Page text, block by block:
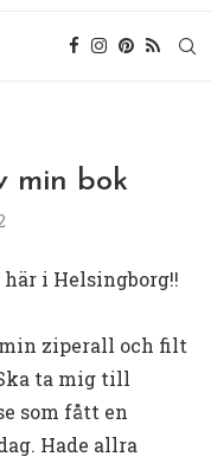
min bok
i Helsingborg!!
ziperall och filt
ta mig till
som fått en
Hade allra